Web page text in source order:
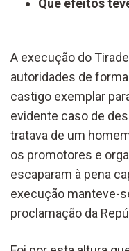
Que efeitos
A execução do
autoridades de
castigo exemplar
evidente caso de
tratava de um
os promotores e
escaparam à pena
execução manteve-
proclamação da